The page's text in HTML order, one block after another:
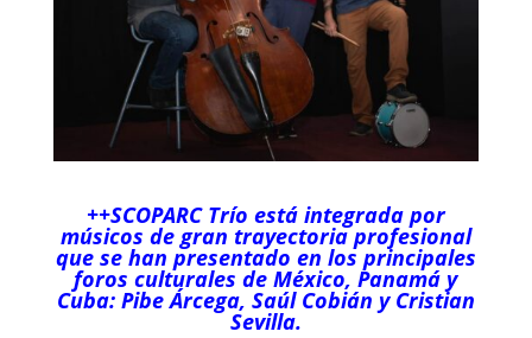
++SCOPARC Trío está integrada por
músicos de gran trayectoria profesional
que se han presentado en los principales
foros culturales de México, Panamá y
Cuba: Pibe Árcega, Saúl Cobián y Cristian
Sevilla.